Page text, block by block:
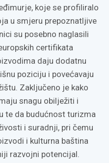
koje se profiliralo
u smjeru prepoznatljive
su posebno naglasili
certifikata
daju dodatnu
poziciju i povećavaju
Zaključeno je kako
snagu obilježiti i
te da budućnost turizma
i suradnji, pri čemu
i kulturna baština
razvojni potencijal.